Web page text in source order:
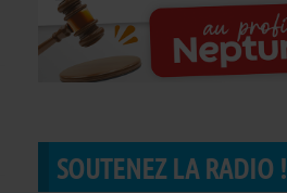
SOUTENEZ LA RADIO !